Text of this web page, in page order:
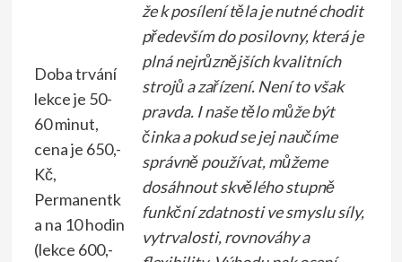
Doba trvání
lekce je 50-
60 minut,
cena je 650,-
Kč,
Permanentk
a na 10 hodin
(lekce 600,-
že k posílení těla je nutné chodit
především do posilovny, která je
plná nejrůznějších kvalitních
strojů a zařízení. Není to však
pravda. I naše tělo může být
činka a pokud se jej naučíme
správně používat, můžeme
dosáhnout skvělého stupně
funkční zdatnosti ve smyslu síly,
vytrvalosti, rovnováhy a